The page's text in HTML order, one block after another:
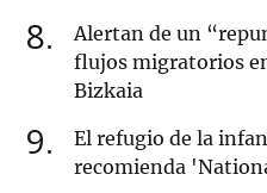
8
Alertan de un
flujos migratorios
Bizkaia
9
El refugio de la
recomienda